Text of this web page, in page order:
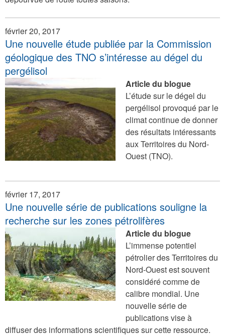
février 20, 2017
Une nouvelle étude publiée par la Commission
géologique des TNO s’intéresse au dégel du
pergélisol
Article du blogue
L’étude sur le dégel du
pergélisol provoqué par le
climat continue de donner
des résultats intéressants
aux Territoires du Nord-
Ouest (TNO).
février 17, 2017
Une nouvelle série de publications souligne la
recherche sur les zones pétrolifères
Article du blogue
L’immense potentiel
pétrolier des Territoires du
Nord-Ouest est souvent
considéré comme de
calibre mondial. Une
nouvelle série de
publications vise à
diffuser des informations scientifiques sur cette ressource.